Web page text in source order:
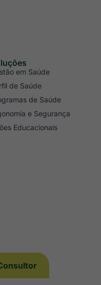
em Saúde
de Saúde
de Saúde
e Segurança
Educacionais